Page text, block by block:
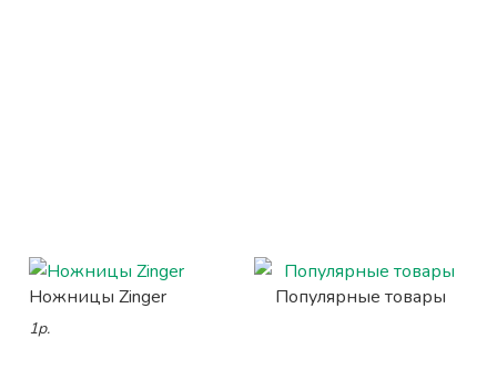
Ножницы Zinger
1р.
Популярные товары